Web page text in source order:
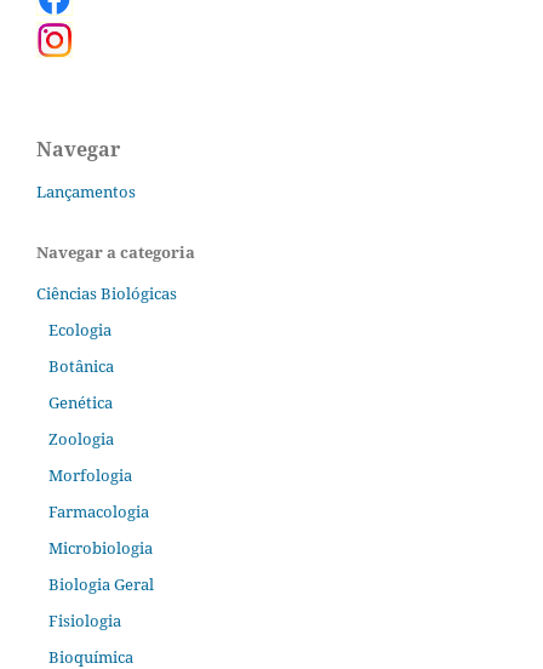
Navegar
Lançamentos
Navegar a categoria
Ciências Biológicas
Ecologia
Botânica
Genética
Zoologia
Morfologia
Farmacologia
Microbiologia
Biologia Geral
Fisiologia
Bioquímica